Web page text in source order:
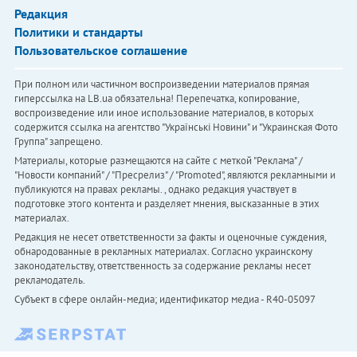
Редакция
Политики и стандарты
Пользовательское соглашение
При полном или частичном воспроизведении материалов прямая
гиперссылка на LB.ua обязательна! Перепечатка, копирование,
воспроизведение или иное использование материалов, в которых
содержится ссылка на агентство "Українськi Новини" и "Украинская Фото
Группа" запрещено.
Материалы, которые размещаются на сайте с меткой "Реклама" /
"Новости компаний" / "Пресрелиз" / "Promoted", являются рекламными и
публикуются на правах рекламы. , однако редакция участвует в
подготовке этого контента и разделяет мнения, высказанные в этих
материалах.
Редакция не несет ответственности за факты и оценочные суждения,
обнародованные в рекламных материалах. Согласно украинскому
законодательству, ответственность за содержание рекламы несет
рекламодатель.
Субъект в сфере онлайн-медиа; идентификатор медиа - R40-05097